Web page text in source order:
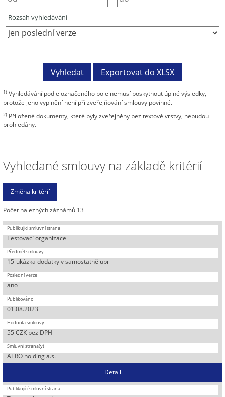
Rozsah vyhledávání
1) Vyhledávání podle označeného pole nemusí poskytnout úplné výsledky,
protože jeho vyplnění není při zveřejňování smlouvy povinné.
2) Přiložené dokumenty, které byly zveřejněny bez textové vrstvy, nebudou
prohledány.
Vyhledané smlouvy na základě kritérií
Počet nalezných záznámů 13
Testovací organizace
15-ukázka dodatky v samostatně upr
ano
01.08.2023
55 CZK bez DPH
AERO holding a.s.
Detail